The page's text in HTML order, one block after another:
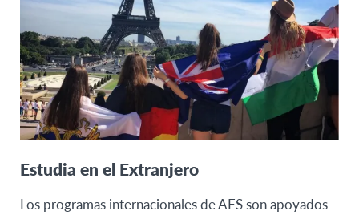
Estudia en el Extranjero
Los programas internacionales de AFS son apoyados